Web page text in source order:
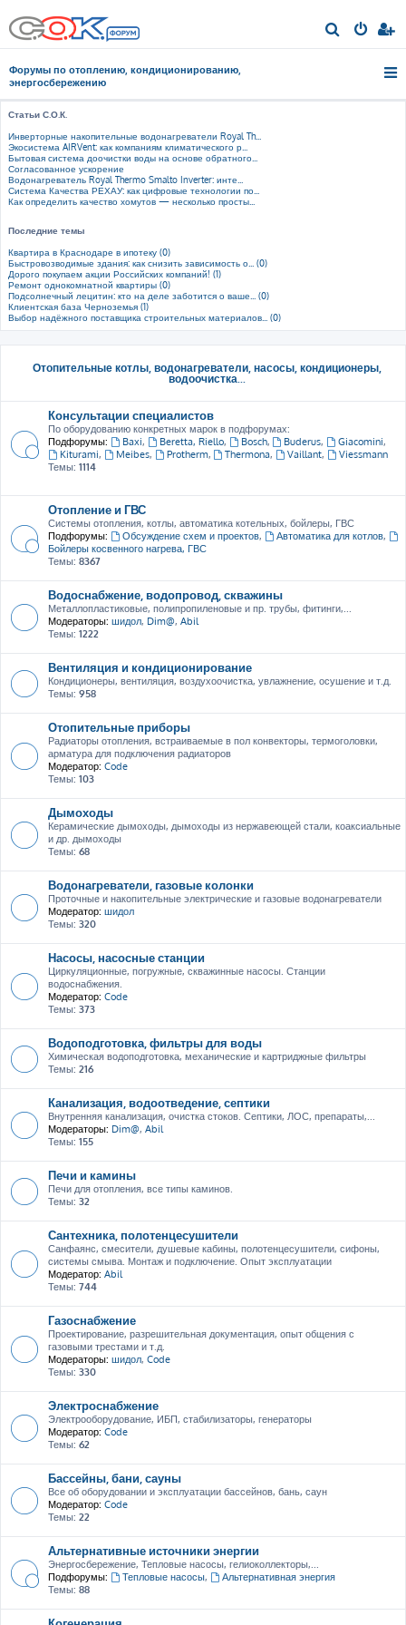
о
Форумы по отоплению, кондиционированию,
энергосбережению
Статьи С.О.К.
Инверторные накопительные водонагреватели Royal Th...
Экосистема AIRVent: как компаниям климатического р...
Бытовая система доочистки воды на основе обратного...
Согласованное ускорение
Водонагреватель Royal Thermo Smalto Inverter: инте...
Система Качества РЕХАУ: как цифровые технологии по...
Как определить качество хомутов — несколько просты...
Последние темы
Квартира в Краснодаре в ипотеку (0)
Быстровозводимые здания: как снизить зависимость о... (0)
Дорого покупаем акции Российских компаний! (1)
Ремонт однокомнатной квартиры (0)
Подсолнечный лецитин: кто на деле заботится о ваше... (0)
Клиентская база Черноземья (1)
Выбор надёжного поставщика строительных материалов... (0)
Отопительные котлы, водонагреватели, насосы, кондиционеры,
водоочистка...
Консультации специалистов
По оборудованию конкретных марок в подфорумах:
Подфорумы:
Baxi, Beretta, Riello, Bosch, Buderus, Giacomini,
Kiturami, Meibes, Protherm, Thermona, Vaillant,
Viessmann
Темы: 1114
Отопление и ГВС
Системы отопления, котлы, автоматика котельных, бойлеры, ГВС
Подфорумы:
Обсуждение схем и проектов, Автоматика для котлов,
Бойлеры косвенного нагрева, ГВС
Темы: 8367
Водоснабжение, водопровод, скважины
Металлопластиковые, полипропиленовые и пр. трубы, фитинги,...
Модераторы: шидол, Dim@, Abil
Темы: 1222
Вентиляция и кондиционирование
Кондиционеры, вентиляция, воздухоочистка, увлажнение, осушение и т.д.
Темы: 958
Отопительные приборы
Радиаторы отопления, встраиваемые в пол конвекторы, термоголовки,
арматура для подключения радиаторов
Модератор: Code
Темы: 103
Дымоходы
Керамические дымоходы, дымоходы из нержавеющей стали, коаксиальные
и др. дымоходы
Темы: 68
Водонагреватели, газовые колонки
Проточные и накопительные электрические и газовые водонагреватели
Модератор: шидол
Темы: 320
Насосы, насосные станции
Циркуляционные, погружные, скважинные насосы. Станции
водоснабжения.
Модератор: Code
Темы: 373
Водоподготовка, фильтры для воды
Химическая водоподготовка, механические и картриджные фильтры
Темы: 216
Канализация, водоотведение, септики
Внутренняя канализация, очистка стоков. Септики, ЛОС, препараты,...
Модераторы: Dim@, Abil
Темы: 155
Печи и камины
Печи для отопления, все типы каминов.
Темы: 32
Сантехника, полотенцесушители
Санфаянс, смесители, душевые кабины, полотенцесушители, сифоны,
системы смыва. Монтаж и подключение. Опыт эксплуатации
Модератор: Abil
Темы: 744
Газоснабжение
Проектирование, разрешительная документация, опыт общения с
газовыми трестами и т.д.
Модераторы: шидол, Code
Темы: 330
Электроснабжение
Электрооборудование, ИБП, стабилизаторы, генераторы
Модератор: Code
Темы: 62
Бассейны, бани, сауны
Все об оборудовании и эксплуатации бассейнов, бань, саун
Модератор: Code
Темы: 22
Альтернативные источники энергии
Энергосбережение, Тепловые насосы, гелиоколлекторы,...
Подфорумы:
Тепловые насосы,
Альтернативная энергия
Темы: 88